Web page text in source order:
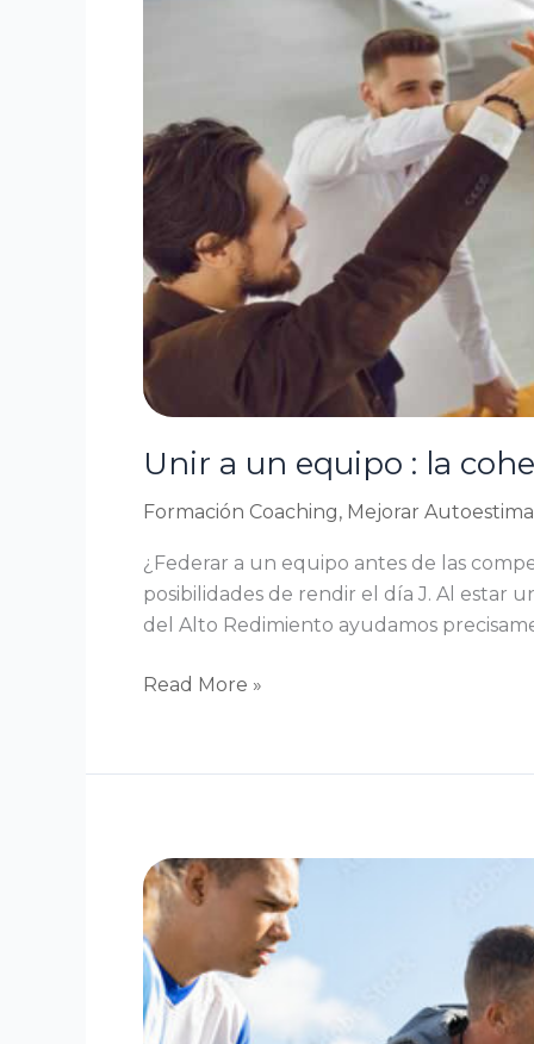
Unir a un equipo : la
Formación Coaching, Mejorar Autoestima
¿Federar a un equipo antes de las
posibilidades de rendir el día J. Al estar
del Alto Redimiento ayudamos
clave
para
rendimiento
Read More »
antes
del
partido
lo
importante